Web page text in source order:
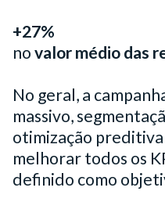
+27%
novalor médio das
No geral, a
massivo,
otimização
melhorar todos os
definido como